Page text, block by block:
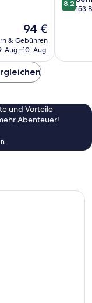
Der
Preis
beträgt
94 €
& Gebühren
Aug.–10. Aug.
von
8,2
153
und Vorteile
Abenteuer!